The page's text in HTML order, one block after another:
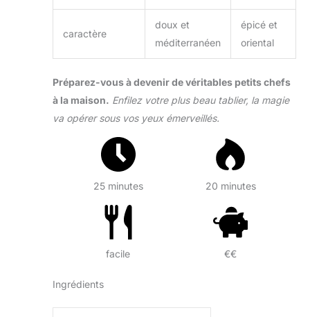
caractère
doux et
méditerranéen
épicé et
oriental
Préparez-vous à devenir de véritables petits chefs
à la maison. Enfilez votre plus beau tablier, la magie
va opérer sous vos yeux émerveillés.
25 minutes 20 minutes
facile €€
Ingrédients